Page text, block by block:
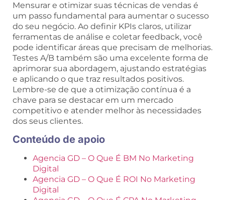
Mensurar e otimizar suas técnicas de vendas é
um passo fundamental para aumentar o sucesso
do seu negócio. Ao definir KPIs claros, utilizar
ferramentas de análise e coletar feedback, você
pode identificar áreas que precisam de melhorias.
Testes A/B também são uma excelente forma de
aprimorar sua abordagem, ajustando estratégias
e aplicando o que traz resultados positivos.
Lembre-se de que a otimização contínua é a
chave para se destacar em um mercado
competitivo e atender melhor às necessidades
dos seus clientes.
Conteúdo de apoio
Agencia GD – O Que É BM No Marketing
Digital
Agencia GD – O Que É ROI No Marketing
Digital